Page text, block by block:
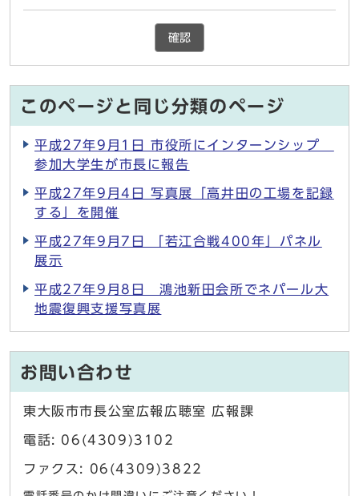
確認
このページと同じ分類のページ
平成27年9月1日 市役所にインターンシップ
参加大学生が市長に報告
平成27年9月4日 写真展「高井田の工場を記録
する」を開催
平成27年9月7日 「若江合戦400年」パネル
展示
平成27年9月8日 鴻池新田会所でネパール大
地震復興支援写真展
お問い合わせ
東大阪市市長公室広報広聴室 広報課
電話: 06(4309)3102
ファクス: 06(4309)3822